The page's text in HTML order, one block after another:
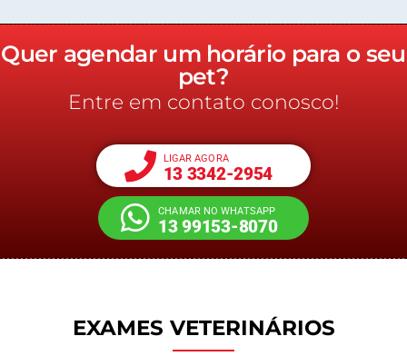
Quer agendar um horário para o seu
pet?
Entre em contato conosco!
LIGAR AGORA
13 3342-2954
CHAMAR NO WHATSAPP
13 99153-8070
EXAMES VETERINÁRIOS